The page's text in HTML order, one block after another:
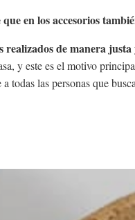
en los accesorios
realizados de manera
y este es el motivo
todas las personas que